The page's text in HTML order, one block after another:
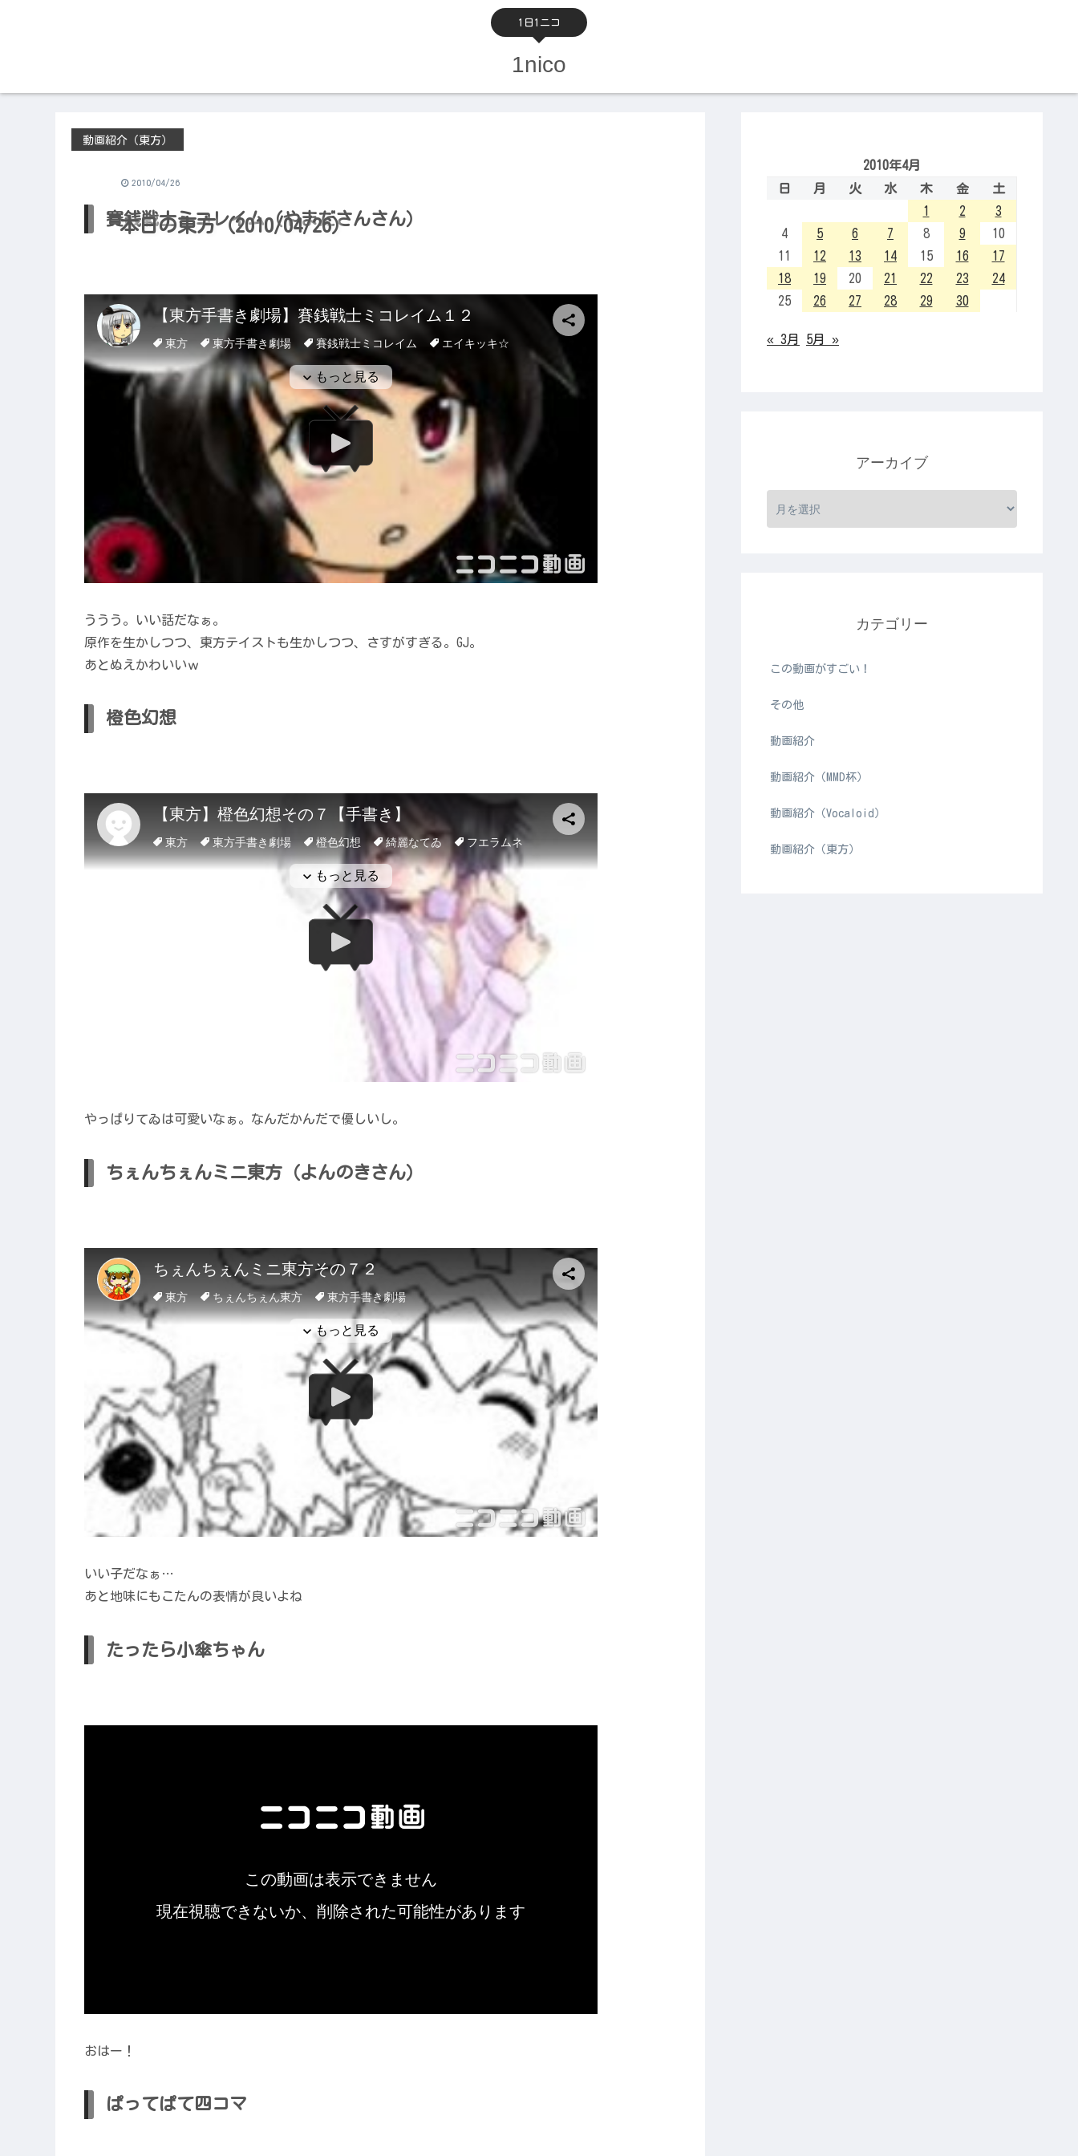
1日1ニコ
1nico
本日の東方（2010/04/26）
動画紹介（東方）
2010/04/26
賽銭戦士ミコレイム（やまださんさん）
ううう。いい話だなぁ。
原作を生かしつつ、東方テイストも生かしつつ、さすがすぎる。GJ。
あとぬえかわいいｗ
橙色幻想
やっぱりてゐは可愛いなぁ。なんだかんだで優しいし。
ちぇんちぇんミニ東方（よんのきさん）
いい子だなぁ…
あと地味にもこたんの表情が良いよね
たったら小傘ちゃん
おはー！
ぱってぱて四コマ
2010年4月
日
月 火 水 木 金
土
1
2
3
4
5 6 7 8 9
10
11
12 13 14 15 16
17
18
19 20 21 22 23
24
25
26 27 28 29 30
« 3月 5月 »
アーカイブ
カテゴリー
この動画がすごい！
その他
動画紹介
動画紹介（MMD杯）
動画紹介（Vocaloid）
動画紹介（東方）